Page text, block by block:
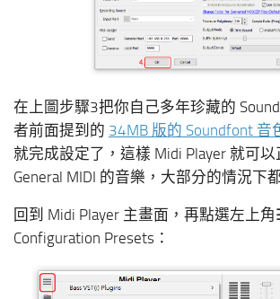
在上圖步驟3把你自己多年珍藏的
者前面提到的 34MB 版的 Soundfont 音
就完成設定了，這樣 Midi Player 就可
General MIDI 的音樂，大部分的情況下
回到 Midi Player 主畫面，再點選左上
Configuration Presets：